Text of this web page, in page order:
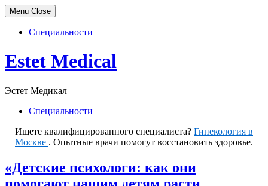
Menu Close
Специальности
Skip
to
Estet Medical
Эстет Медикал
Специальности
Ищете квалифицированного специалиста? Гинекология в
Москве . Опытные врачи помогут восстановить здоровье.
«Детские психологи: как они